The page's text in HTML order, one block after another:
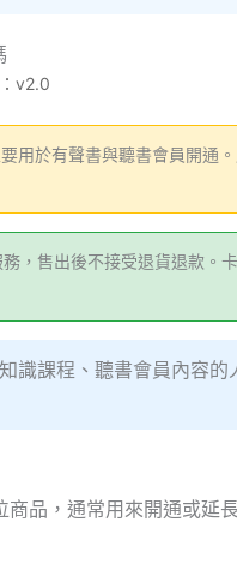
v2.0
用於有聲書與聽書會員開通
，售出後不接受退貨退款。
識課程、聽書會員內容
品，通常用來開通或